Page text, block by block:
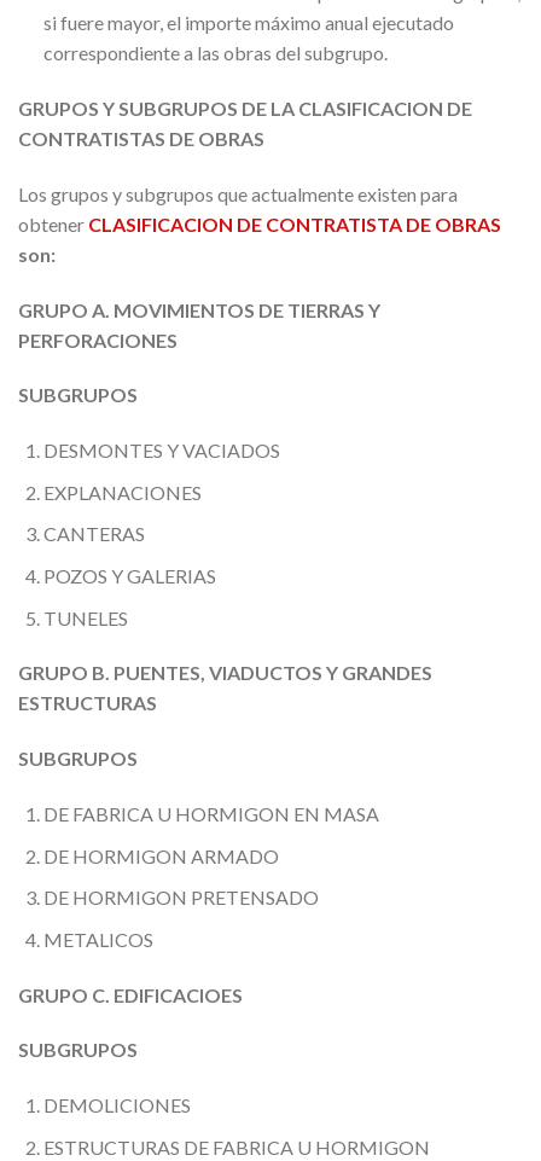
si fuere mayor, el importe máximo anual ejecutado
correspondiente a las obras del subgrupo.
GRUPOS Y SUBGRUPOS DE LA CLASIFICACION DE
CONTRATISTAS DE OBRAS
Los grupos y subgrupos que actualmente existen para
obtener CLASIFICACION DE CONTRATISTA DE OBRAS
son:
GRUPO A. MOVIMIENTOS DE TIERRAS Y
PERFORACIONES
SUBGRUPOS
DESMONTES Y VACIADOS
EXPLANACIONES
CANTERAS
POZOS Y GALERIAS
TUNELES
GRUPO B. PUENTES, VIADUCTOS Y GRANDES
ESTRUCTURAS
SUBGRUPOS
DE FABRICA U HORMIGON EN MASA
DE HORMIGON ARMADO
DE HORMIGON PRETENSADO
METALICOS
GRUPO C. EDIFICACIOES
SUBGRUPOS
DEMOLICIONES
ESTRUCTURAS DE FABRICA U HORMIGON